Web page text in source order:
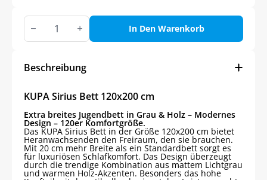
KUPA
Sirius
Bett
Menge
In Den Warenkorb
Beschreibung
KUPA Sirius Bett 120x200 cm
Extra breites Jugendbett in Grau & Holz – Modernes
Design – 120er Komfortgröße.
Das KUPA Sirius Bett in der Größe 120x200 cm bietet
Heranwachsenden den Freiraum, den sie brauchen.
Mit 20 cm mehr Breite als ein Standardbett sorgt es
für luxuriösen Schlafkomfort. Das Design überzeugt
durch die trendige Kombination aus mattem Lichtgrau
und warmen Holz-Akzenten. Besonders das hohe